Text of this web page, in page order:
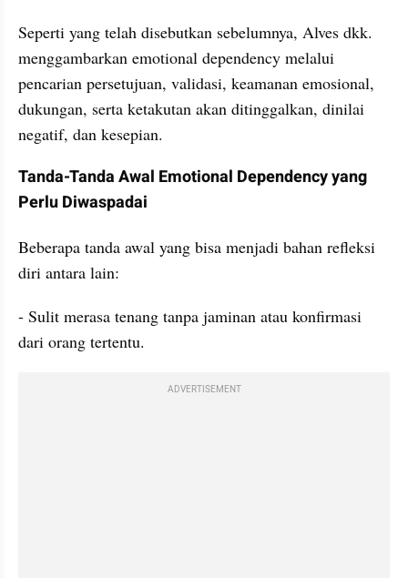
Seperti yang telah disebutkan sebelumnya, Alves dkk.
menggambarkan emotional dependency melalui
pencarian persetujuan, validasi, keamanan emosional,
dukungan, serta ketakutan akan ditinggalkan, dinilai
negatif, dan kesepian.
Tanda-Tanda Awal Emotional Dependency yang
Perlu Diwaspadai
Beberapa tanda awal yang bisa menjadi bahan refleksi
diri antara lain:
- Sulit merasa tenang tanpa jaminan atau konfirmasi
dari orang tertentu.
ADVERTISEMENT